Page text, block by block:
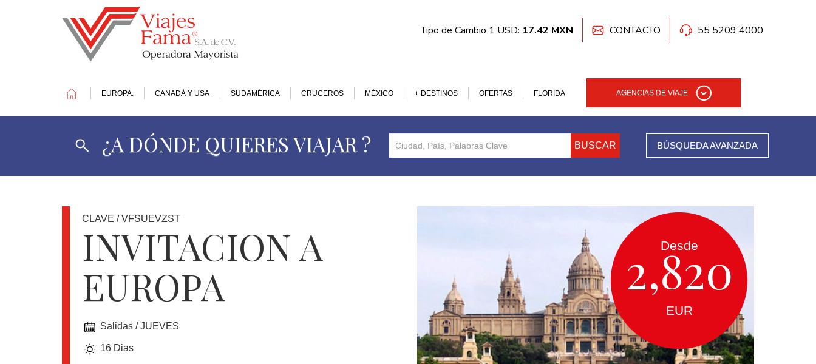
Tipo de Cambio 1 USD: 17.42 MXN CONTACTO 55 5209 4000
EUROPA. CANADÁ Y USA SUDAMÉRICA CRUCEROS MÉXICO + DESTINOS OFERTAS FLORIDA AGENCIAS DE VIAJE
¿A DÓNDE QUIERES VIAJAR ? BUSCAR BÚSQUEDA AVANZADA
=
CLAVE / VFSUEVZST
INVITACION A
EUROPA
Salidas / JUEVES
16 Dias
Desde
2,820
EUR